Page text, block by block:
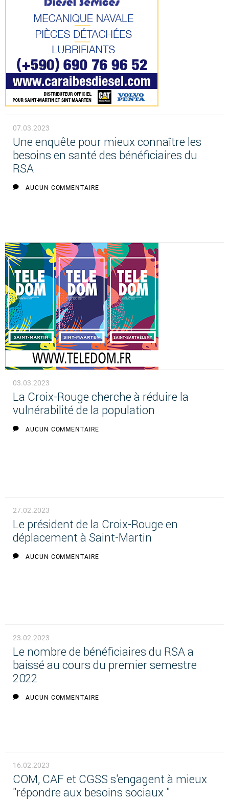
07.03.2023
Une enquête pour mieux connaître les
besoins en santé des bénéficiaires du
RSA
AUCUN COMMENTAIRE
03.03.2023
La Croix-Rouge cherche à réduire la
vulnérabilité de la population
AUCUN COMMENTAIRE
27.02.2023
Le président de la Croix-Rouge en
déplacement à Saint-Martin
AUCUN COMMENTAIRE
23.02.2023
Le nombre de bénéficiaires du RSA a
baissé au cours du premier semestre
2022
AUCUN COMMENTAIRE
16.02.2023
COM, CAF et CGSS s'engagent à mieux
"répondre aux besoins sociaux "